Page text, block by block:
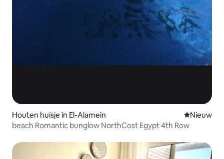
Houten huisje in El-Alamein Nieuwe
Nieuw
beach Romantic bunglow NorthCost Egypt 4th Row